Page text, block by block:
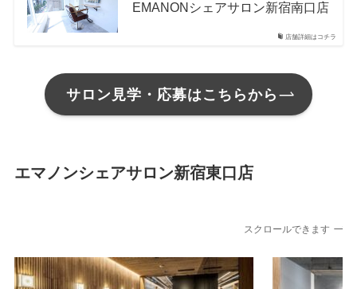
店舗詳細はコチラ
EMANONシェアサロン新宿南口店
サロン見学・応募はこちらから
エマノンシェアサロン新宿東口店
スクロールできます